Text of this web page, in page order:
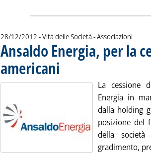
28/12/2012 - Vita delle Società - Associazioni
Ansaldo Energia, per la
americani . Pubblicata venerdì 28 dicembre
La cessione
Energia in
dalla holding
posizione del
della
gradimento,